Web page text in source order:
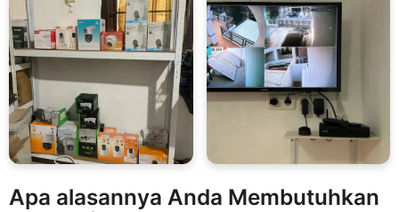
Apa alasannya Anda Membutuhkan